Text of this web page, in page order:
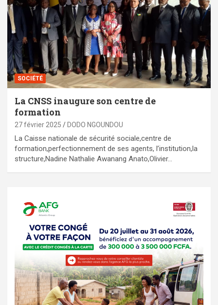
SOCIÉTÉ
La CNSS inaugure son centre de
formation
27 février 2025 DODO NGOUNDOU
La Caisse nationale de sécurité sociale,centre de
formation,perfectionnement de ses agents, l’institution,la
structure,Nadine Nathalie Awanang Anato,Olivier…